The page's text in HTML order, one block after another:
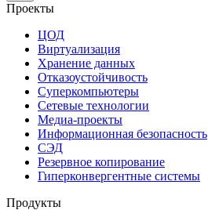
Проекты
ЦОД
Виртуализация
Хранение данных
Отказоустойчивость
Суперкомпьютеры
Сетевые технологии
Медиа-проекты
Информационная безопасность
СЭД
Резервное копирование
Гиперконвергентные системы
Продукты